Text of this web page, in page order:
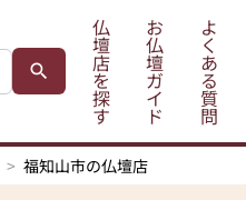
仏
壇
店
を
探
す
お
仏
壇
ガ
イ
ド
よ
く
あ
る
質
問
福知山市の仏壇店